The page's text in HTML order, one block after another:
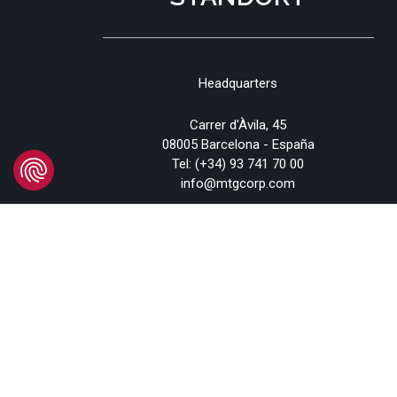
Headquarters
Carrer d'Àvila, 45
08005 Barcelona - España
Tel:(+34) 93 741 70 00
info@mtgcorp.com